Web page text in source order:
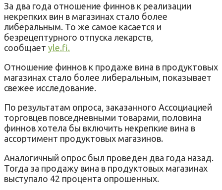
За два года отношение финнов к реализации
некрепких вин в магазинах стало более
либеральным. То же самое касается и
безрецептурного отпуска лекарств,
сообщает yle.fi.
Отношение финнов к продаже вина в продуктовых
магазинах стало более либеральным, показывает
свежее исследование.
По результатам опроса, заказанного Ассоциацией
торговцев повседневными товарами, половина
финнов хотела бы включить некрепкие вина в
ассортимент продуктовых магазинов.
Аналогичный опрос был проведен два года назад.
Тогда за продажу вина в продуктовых магазинах
выступало 42 процента опрошенных.